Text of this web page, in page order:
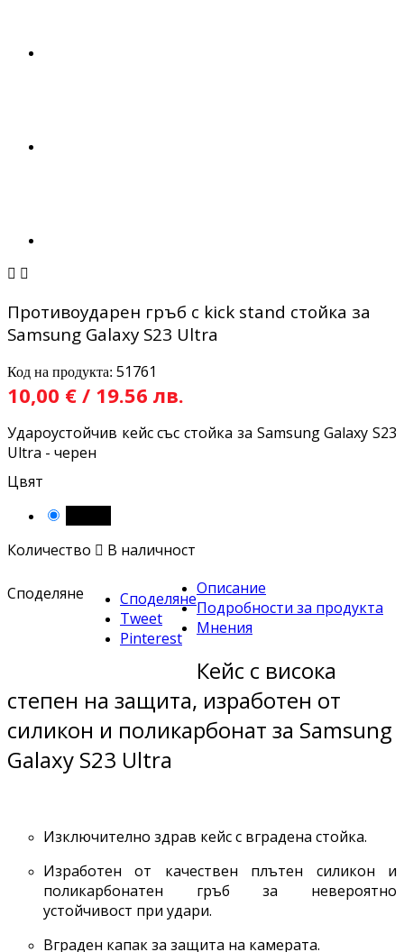
 
Противоударен гръб с kick stand стойка за
Samsung Galaxy S23 Ultra
Код на продукта: 51761
10,00 € / 19.56 лв.
Удароустойчив кейс със стойка за Samsung Galaxy S23
Ultra - черен
Цвят
Количество  В наличност
Споделяне
Споделяне
Tweet
Pinterest
Описание
Подробности за продукта
Мнения
Кейс с висока
степен на защита, изработен от
силикон и поликарбонат за Samsung
Galaxy S23 Ultra
Изключително здрав кейс с вградена стойка.
Изработен от качествен плътен силикон и
поликарбонатен гръб за невероятно
устойчивост при удари.
Вграден капак за защита на камерата.